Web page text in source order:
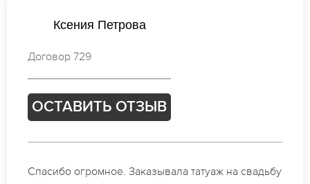
татуаж на свадьбу
Отличные специалисты